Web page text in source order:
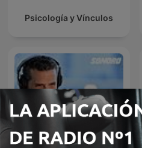
Psicología y Vínculos